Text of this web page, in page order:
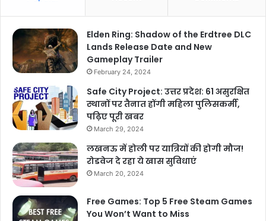
Elden Ring: Shadow of the Erdtree DLC
Lands Release Date and New
Gameplay Trailer
February 24, 2024
Safe City Project: उत्तर प्रदेश: 61 असुरक्षित
स्थानों पर तैनात होंगी महिला पुलिसकर्मी,
पढ़िए पूरी खबर
March 29, 2024
लखनऊ में होली पर यात्रियों की होगी मौज!
रोडवेज दे रहा ये खास सुविधाएं
March 20, 2024
Free Games: Top 5 Free Steam Games
You Won’t Want to Miss